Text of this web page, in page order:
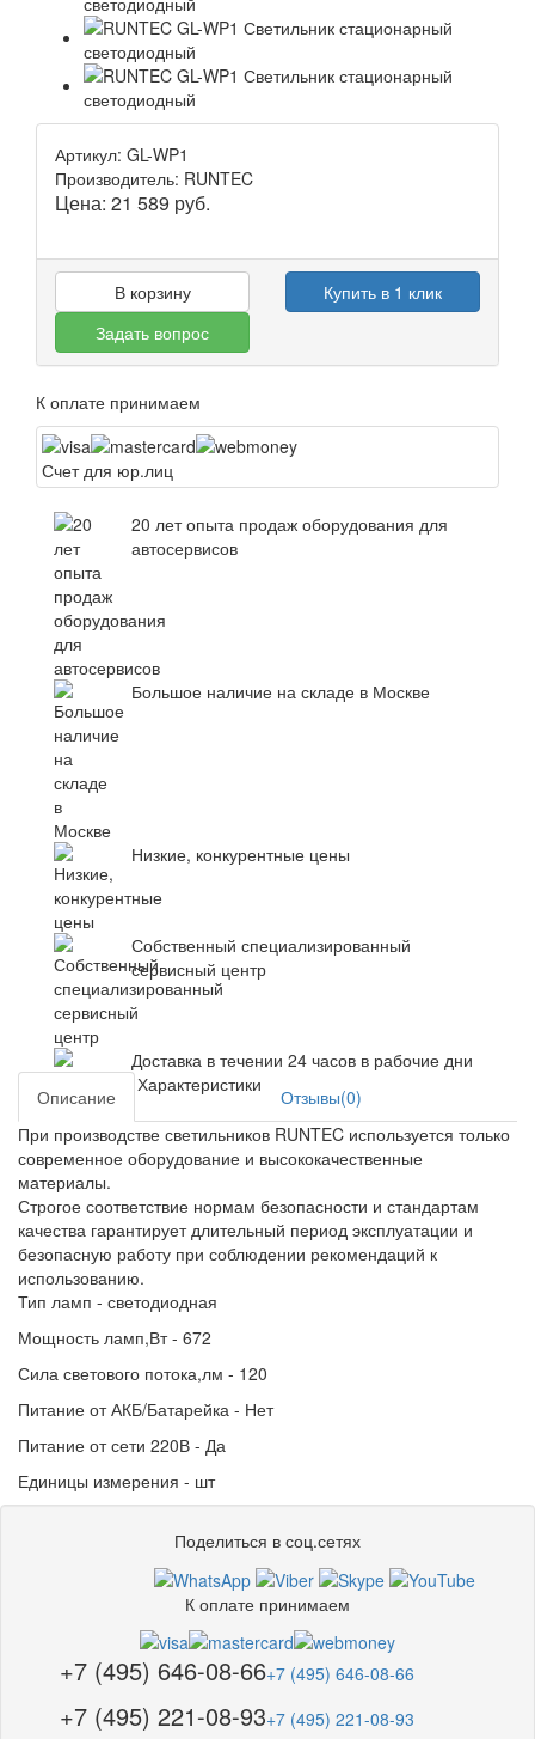
Артикул: GL-WP1
Производитель: RUNTEC
Цена: 21 589 руб.
В корзину
Купить в 1 клик
Задать вопрос
К оплате принимаем
Счет для юр.лиц
20 лет опыта продаж оборудования для
автосервисов
Большое наличие на складе в Москве
Низкие, конкурентные цены
Собственный специализированный
сервисный центр
Доставка в течении 24 часов в рабочие дни
Описание
Характеристики
Отзывы(0)
При производстве светильников RUNTEC используется только
современное оборудование и высококачественные
материалы.
Строгое соответствие нормам безопасности и стандартам
качества гарантирует длительный период эксплуатации и
безопасную работу при соблюдении рекомендаций к
использованию.
Тип ламп - светодиодная
Мощность ламп,Вт - 672
Сила светового потока,лм - 120
Питание от АКБ/Батарейка - Нет
Питание от сети 220В - Да
Единицы измерения - шт
Поделиться в соц.сетях
К оплате принимаем
+7 (495) 646-08-66+7 (495) 646-08-66
+7 (495) 221-08-93+7 (495) 221-08-93